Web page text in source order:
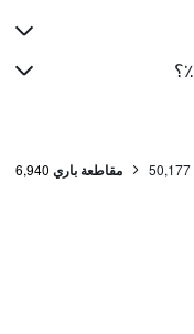
50,177 مقاطعة باري 6,940